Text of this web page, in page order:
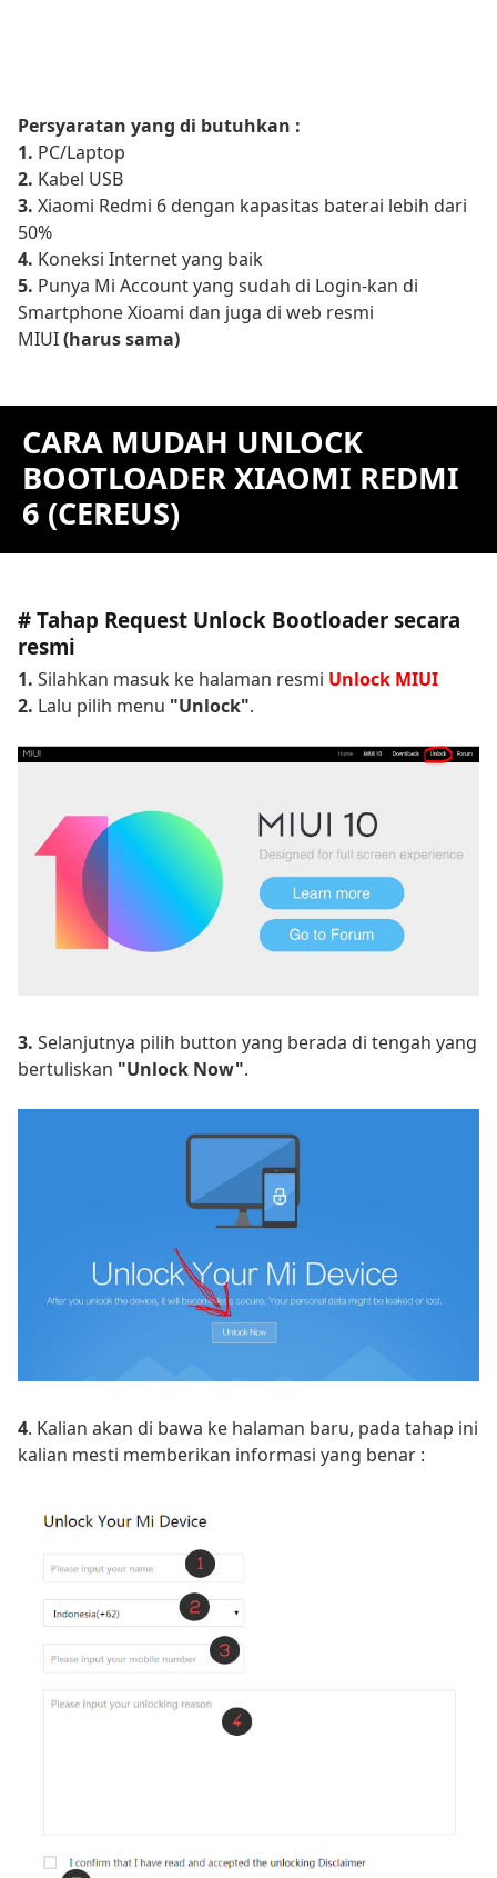
Persyaratan yang di butuhkan :
1. PC/Laptop
2. Kabel USB
3. Xiaomi Redmi 6 dengan kapasitas baterai lebih dari
50%
4. Koneksi Internet yang baik
5. Punya Mi Account yang sudah di Login-kan di
Smartphone Xioami dan juga di web resmi
MIUI(harus sama)
CARA MUDAH UNLOCK
BOOTLOADER XIAOMI REDMI
6 (CEREUS)
# Tahap Request Unlock Bootloader secara
resmi
1. Silahkan masuk ke halaman resmi Unlock MIUI
2. Lalu pilih menu "Unlock".
3. Selanjutnya pilih button yang berada di tengah yang
bertuliskan "Unlock Now".
4. Kalian akan di bawa ke halaman baru, pada tahap ini
kalian mesti memberikan informasi yang benar :